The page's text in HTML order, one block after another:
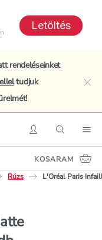
Letöltés
rendeléseinket
tudjuk
BelépésKeresés
KOSARAM
Rúzs L'Oréal Paris